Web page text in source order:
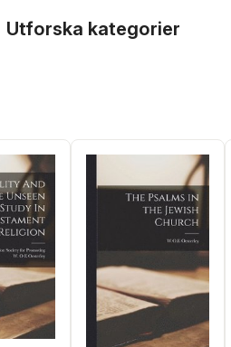
Utforska kategorier